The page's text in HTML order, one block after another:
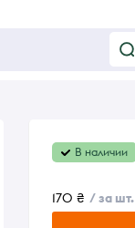
В наличии
170 ₴ / за шт.